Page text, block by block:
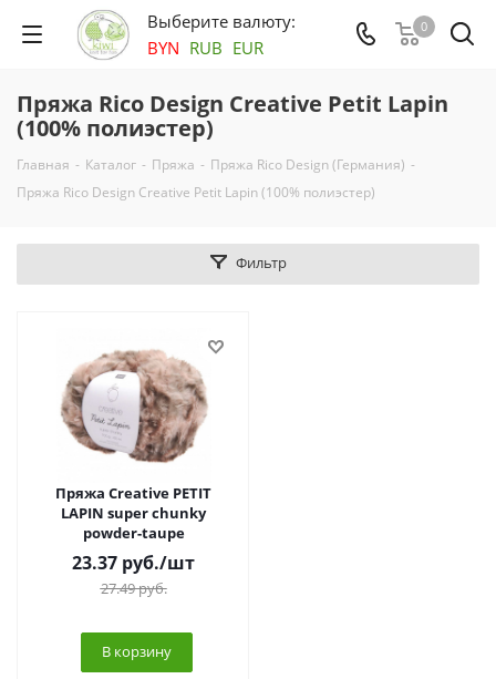
Выберите валюту:
BYN RUB EUR
0
Пряжа Rico Design Creative Petit Lapin
(100% полиэстер)
Главная - Каталог - Пряжа - Пряжа Rico Design (Германия) -
Пряжа Rico Design Creative Petit Lapin (100% полиэстер)
Фильтр
Пряжа Creative PETIT
LAPIN super chunky
powder-taupe
23.37 руб./шт
27.49руб.
В корзину